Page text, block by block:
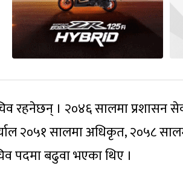
रहनेछन् । २०४६ सालमा प्रशासन
२०५१ सालमा अधिकृत, २०५८
पदमा बढुवा भएका थिए ।